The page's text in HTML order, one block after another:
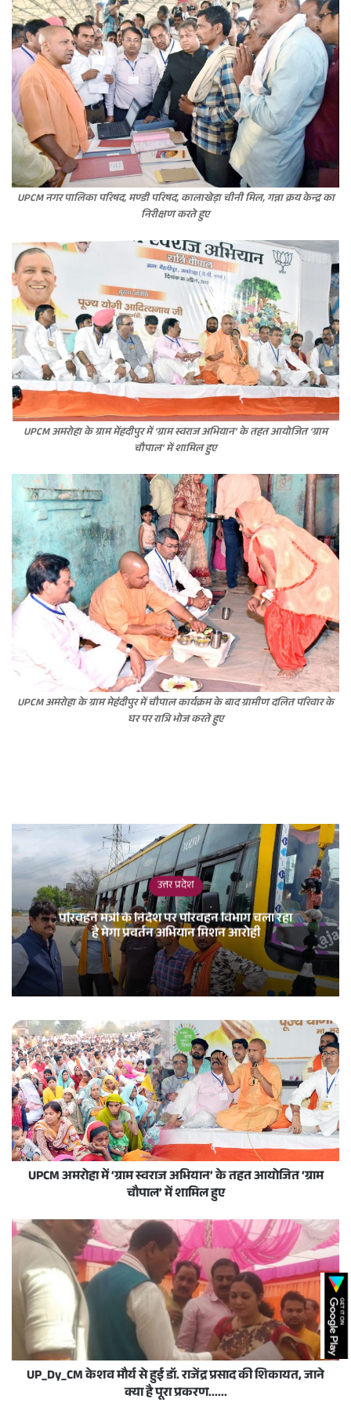
UPCM नगर पालिका परिषद, मण्डी परिषद, कालाखेड़ा चीनी मिल, गन्ना क्रय केन्द्र का
निरीक्षण करते हुए
UPCM अमरोहा के ग्राम मेंहदीपुर में ‘ग्राम स्वराज अभियान’ के तहत आयोजित ‘ग्राम
चौपाल’ में शामिल हुए
UPCM अमरोहा के ग्राम मेहंदीपुर में चौपाल कार्यक्रम के बाद ग्रामीण दलित परिवार के
घर पर रात्रि भोज करते हुए
उत्तर प्रदेश
परिवहन मंत्री के निर्देश पर परिवहन विभाग चला रहा
है मेगा प्रवर्तन अभियान मिशन आरोही
UPCM अमरोहा में ‘ग्राम स्वराज अभियान’ के तहत आयोजित ‘ग्राम
चौपाल’ में शामिल हुए
UP_Dy_CM केशव मौर्य से हुई डॉ. राजेंद्र प्रसाद की शिकायत, जाने
क्या है पूरा प्रकरण......